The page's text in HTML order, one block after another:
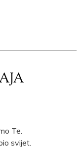
Te.
svijet.